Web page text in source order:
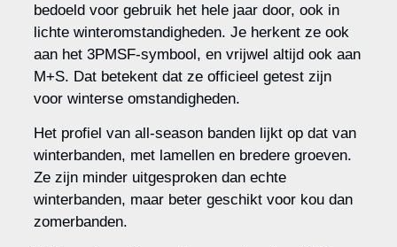
bedoeld voor gebruik het hele jaar door, ook in
lichte winteromstandigheden. Je herkent ze ook
aan het 3PMSF-symbool, en vrijwel altijd ook aan
M+S. Dat betekent dat ze officieel getest zijn
voor winterse omstandigheden.
Het profiel van all-season banden lijkt op dat van
winterbanden, met lamellen en bredere groeven.
Ze zijn minder uitgesproken dan echte
winterbanden, maar beter geschikt voor kou dan
zomerbanden.